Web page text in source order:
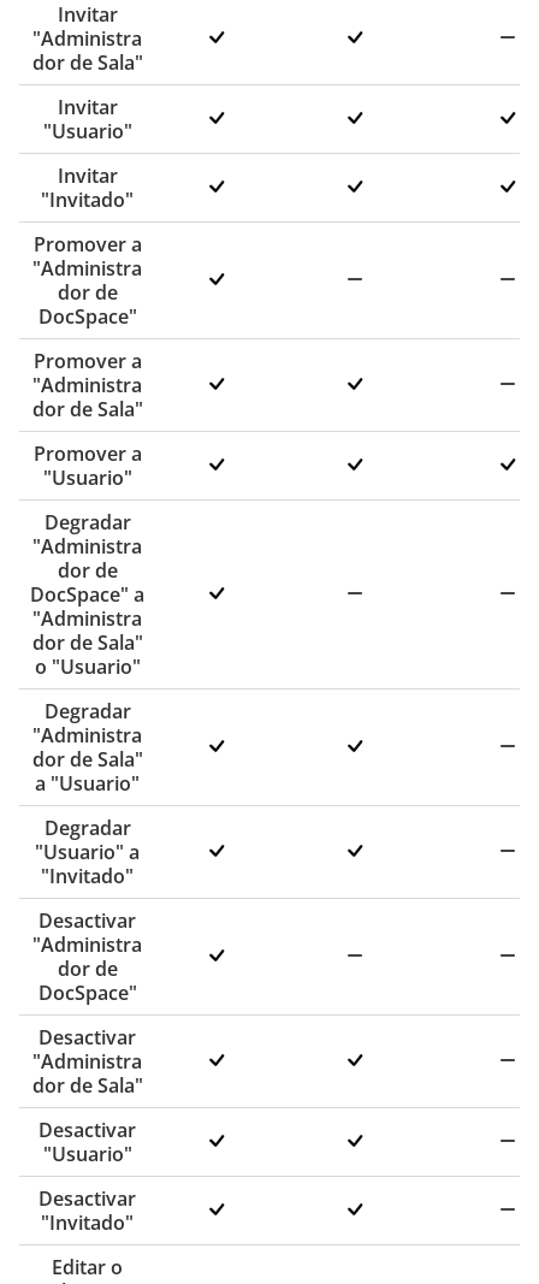
Invitar
"Administra
dor de Sala"
Invitar
"Usuario"
Invitar
"Invitado"
Promover a
"Administra
dor de
DocSpace"
Promover a
"Administra
dor de Sala"
Promover a
"Usuario"
Degradar
"Administra
dor de
DocSpace" a
"Administra
dor de Sala"
o "Usuario"
Degradar
"Administra
dor de Sala"
a "Usuario"
Degradar
"Usuario" a
"Invitado"
Desactivar
"Administra
dor de
DocSpace"
Desactivar
"Administra
dor de Sala"
Desactivar
"Usuario"
Desactivar
"Invitado"
Editar o